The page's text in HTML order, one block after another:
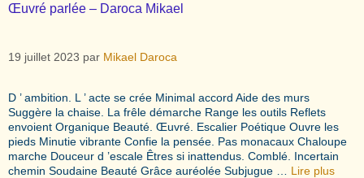
Œuvré parlée – Daroca Mikael
19 juillet 2023 par Mikael Daroca
D ’ ambition. L ’ acte se crée Minimal accord Aide des murs
Suggère la chaise. La frêle démarche Range les outils Reflets
envoient Organique Beauté. Œuvré. Escalier Poétique Ouvre les
pieds Minutie vibrante Confie la pensée. Pas monacaux Chaloupe
marche Douceur d ’escale Êtres si inattendus. Comblé. Incertain
chemin Soudaine Beauté Grâce auréolée Subjugue … Lire plus